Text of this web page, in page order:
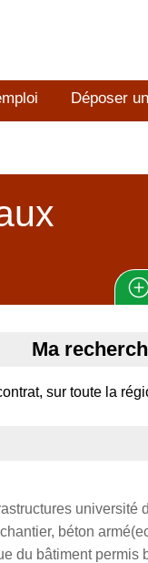
Déposer
Ma
sur toute la
université
béton
du bâtiment permis